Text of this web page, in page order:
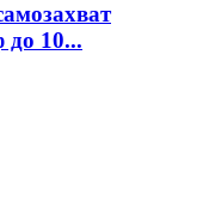
до 10...